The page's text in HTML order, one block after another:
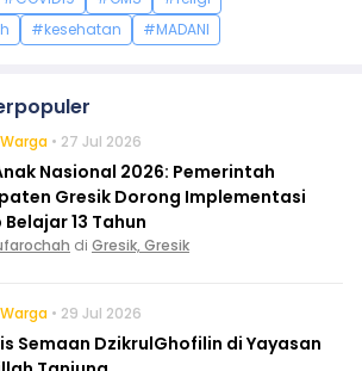
#kesehatan #MADANI
• 27 Jul 2026
Nasional 2026: Pemerintah
Gresik Dorong Implementasi
13 Tahun
di Gresik, Gresik
• 29 Jul 2026
Semaan DzikrulGhofilin di Yayasan